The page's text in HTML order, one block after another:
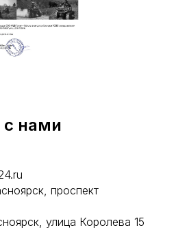
с нами
проспект
улица Королева 15